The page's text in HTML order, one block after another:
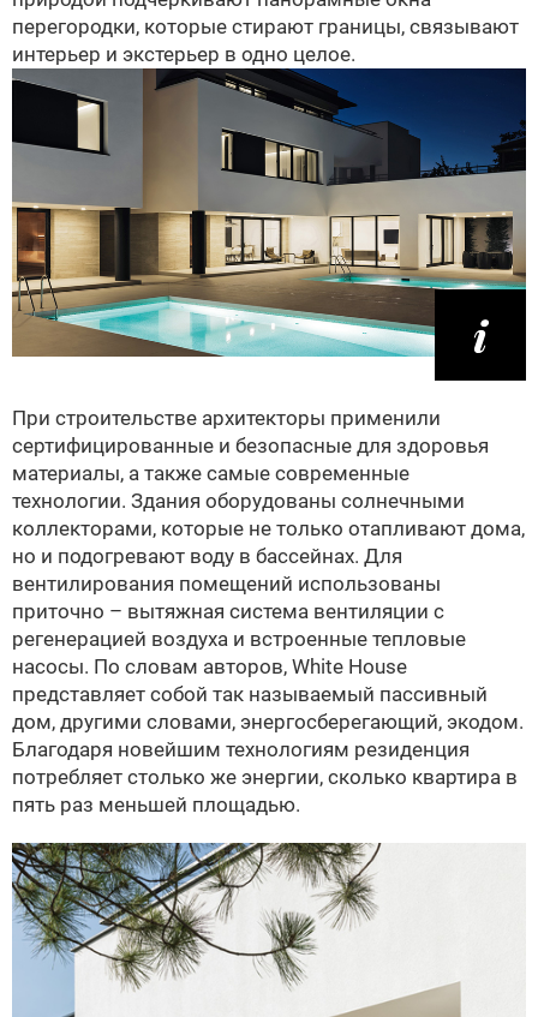
перегородки, которые стирают границы, связывают
интерьер и экстерьер в одно целое.
При строительстве архитекторы применили
сертифицированные и безопасные для здоровья
материалы, а также самые современные
технологии. Здания оборудованы солнечными
коллекторами, которые не только отапливают дома,
но и подогревают воду в бассейнах. Для
вентилирования помещений использованы
приточно – вытяжная система вентиляции с
регенерацией воздуха и встроенные тепловые
насосы. По словам авторов, White House
представляет собой так называемый пассивный
дом, другими словами, энергосберегающий, экодом.
Благодаря новейшим технологиям резиденция
потребляет столько же энергии, сколько квартира в
пять раз меньшей площадью.